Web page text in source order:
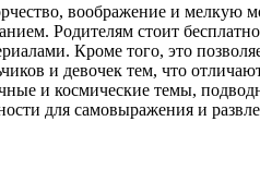
воображение и мелкую
Родителям стоит
Кроме того, это
и девочек тем, что
и космические темы,
для самовыражения и